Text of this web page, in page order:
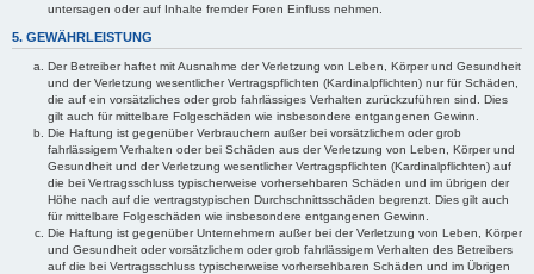
untersagen oder auf Inhalte fremder Foren Einfluss nehmen.
5. GEWÄHRLEISTUNG
Der Betreiber haftet mit Ausnahme der Verletzung von Leben, Körper und Gesundheit
und der Verletzung wesentlicher Vertragspflichten (Kardinalpflichten) nur für Schäden,
die auf ein vorsätzliches oder grob fahrlässiges Verhalten zurückzuführen sind. Dies
gilt auch für mittelbare Folgeschäden wie insbesondere entgangenen Gewinn.
Die Haftung ist gegenüber Verbrauchern außer bei vorsätzlichem oder grob
fahrlässigem Verhalten oder bei Schäden aus der Verletzung von Leben, Körper und
Gesundheit und der Verletzung wesentlicher Vertragspflichten (Kardinalpflichten) auf
die bei Vertragsschluss typischerweise vorhersehbaren Schäden und im übrigen der
Höhe nach auf die vertragstypischen Durchschnittsschäden begrenzt. Dies gilt auch
für mittelbare Folgeschäden wie insbesondere entgangenen Gewinn.
Die Haftung ist gegenüber Unternehmern außer bei der Verletzung von Leben, Körper
und Gesundheit oder vorsätzlichem oder grob fahrlässigem Verhalten des Betreibers
auf die bei Vertragsschluss typischerweise vorhersehbaren Schäden und im Übrigen